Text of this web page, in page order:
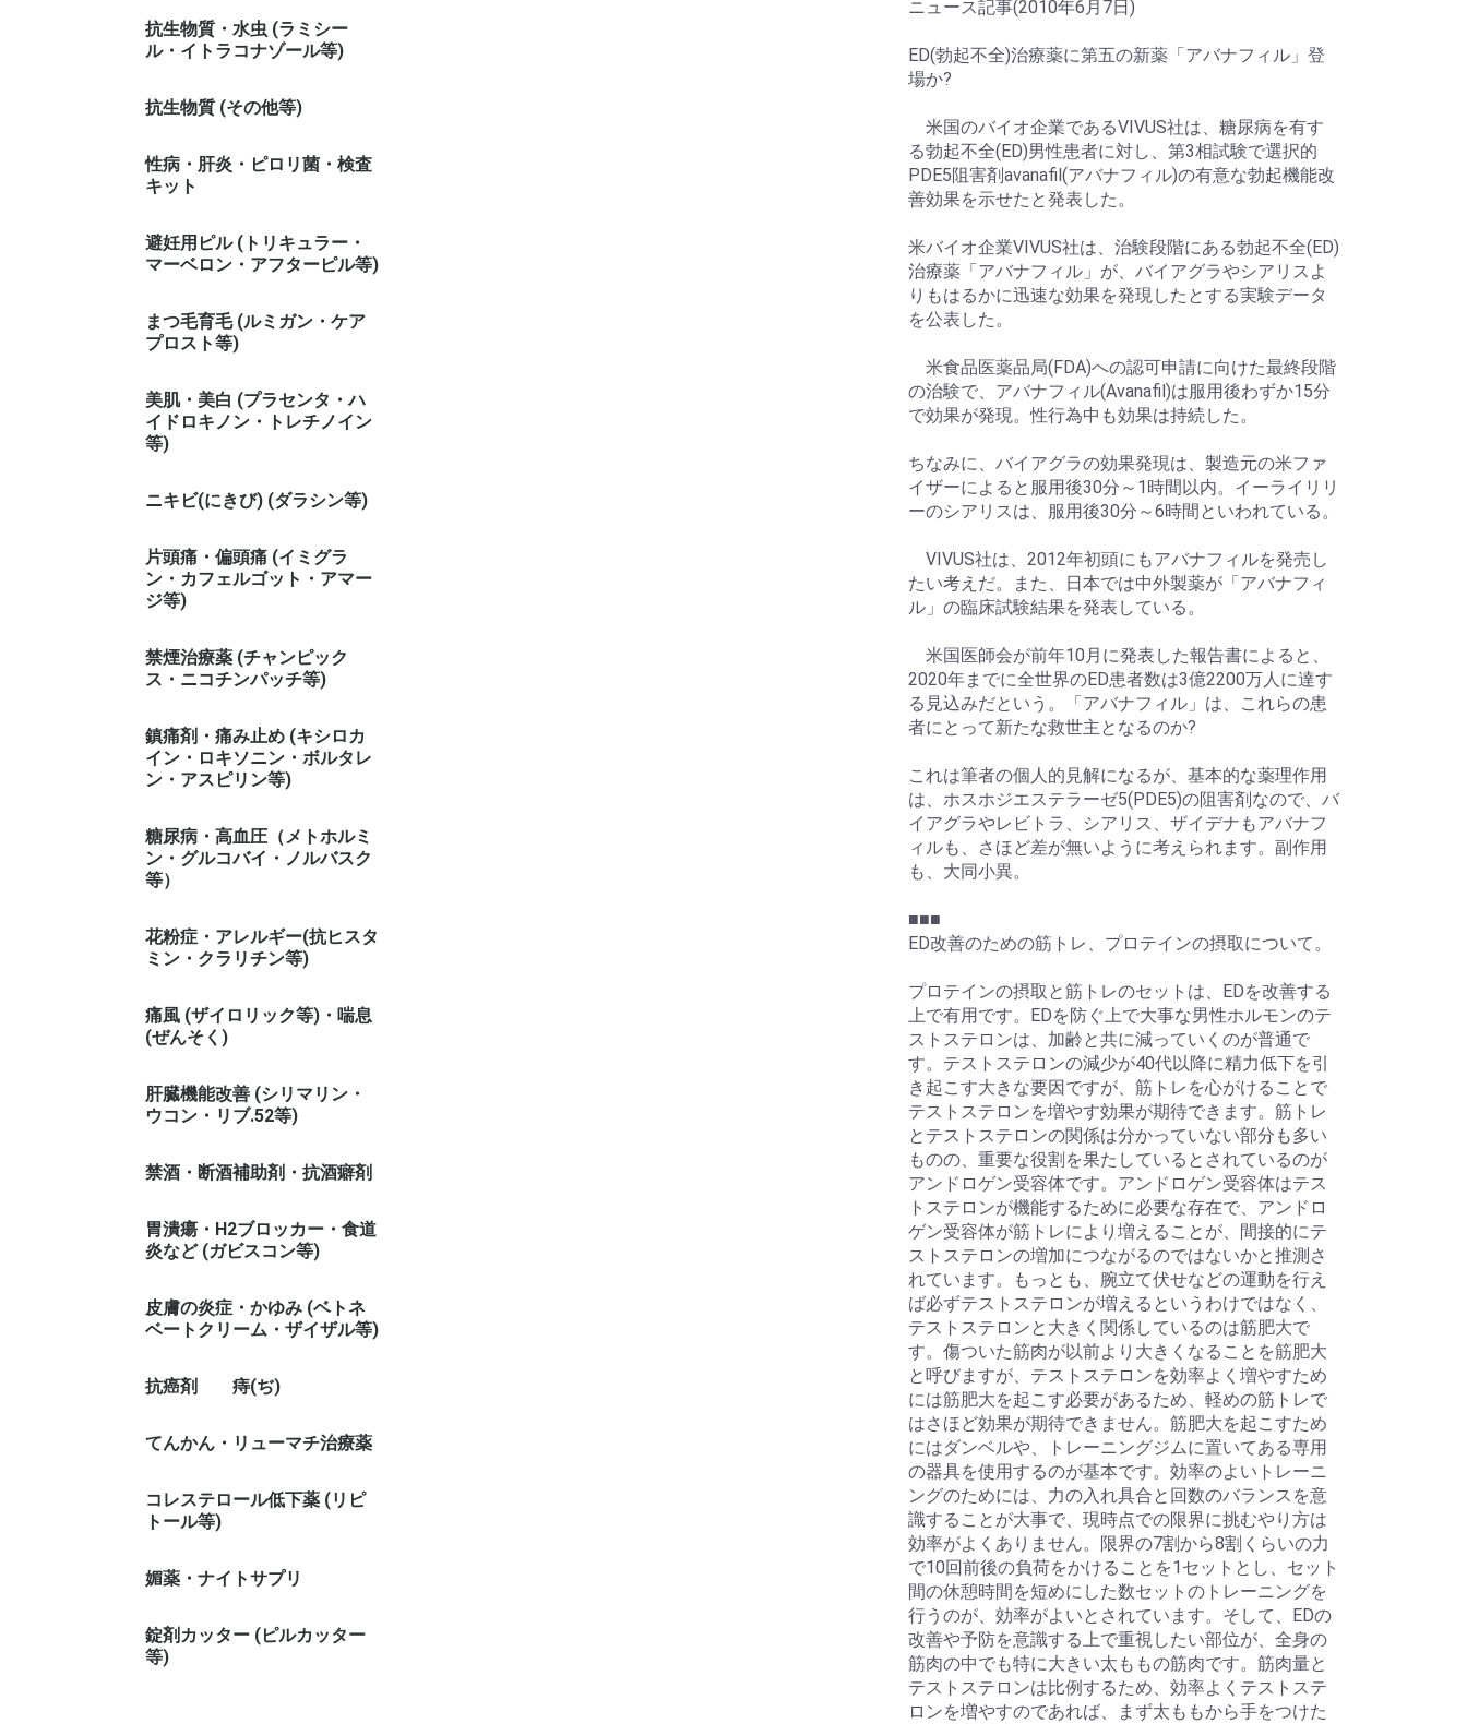
抗生物質・水虫 (ラミシー
ル・イトラコナゾール等)
抗生物質 (その他等)
性病・肝炎・ピロリ菌・検査
キット
避妊用ピル (トリキュラー・
マーベロン・アフターピル等)
まつ毛育毛 (ルミガン・ケア
プロスト等)
美肌・美白 (プラセンタ・ハ
イドロキノン・トレチノイン
等)
ニキビ(にきび) (ダラシン等)
片頭痛・偏頭痛 (イミグラ
ン・カフェルゴット・アマー
ジ等)
禁煙治療薬 (チャンピック
ス・ニコチンパッチ等)
鎮痛剤・痛み止め (キシロカ
イン・ロキソニン・ボルタレ
ン・アスピリン等)
糖尿病・高血圧（メトホルミ
ン・グルコバイ・ノルバスク
等）
花粉症・アレルギー(抗ヒスタ
ミン・クラリチン等)
痛風 (ザイロリック等)・喘息
(ぜんそく)
肝臓機能改善 (シリマリン・
ウコン・リブ.52等)
禁酒・断酒補助剤・抗酒癖剤
胃潰瘍・H2ブロッカー・食道
炎など (ガビスコン等)
皮膚の炎症・かゆみ (ベトネ
ベートクリーム・ザイザル等)
抗癌剤 痔(ぢ)
てんかん・リューマチ治療薬
コレステロール低下薬 (リピ
トール等)
媚薬・ナイトサプリ
錠剤カッター (ピルカッター
等)
ニュース記事(2010年6月7日)
ED(勃起不全)治療薬に第五の新薬「アバナフィル」登
場か?
米国のバイオ企業であるVIVUS社は、糖尿病を有す
る勃起不全(ED)男性患者に対し、第3相試験で選択的
PDE5阻害剤avanafil(アバナフィル)の有意な勃起機能改
善効果を示せたと発表した。
米バイオ企業VIVUS社は、治験段階にある勃起不全(ED)
治療薬「アバナフィル」が、バイアグラやシアリスよ
りもはるかに迅速な効果を発現したとする実験データ
を公表した。
米食品医薬品局(FDA)への認可申請に向けた最終段階
の治験で、アバナフィル(Avanafil)は服用後わずか15分
で効果が発現。性行為中も効果は持続した。
ちなみに、バイアグラの効果発現は、製造元の米ファ
イザーによると服用後30分～1時間以内。イーライリリ
ーのシアリスは、服用後30分～6時間といわれている。
VIVUS社は、2012年初頭にもアバナフィルを発売し
たい考えだ。また、日本では中外製薬が「アバナフィ
ル」の臨床試験結果を発表している。
米国医師会が前年10月に発表した報告書によると、
2020年までに全世界のED患者数は3億2200万人に達す
る見込みだという。「アバナフィル」は、これらの患
者にとって新たな救世主となるのか?
これは筆者の個人的見解になるが、基本的な薬理作用
は、ホスホジエステラーゼ5(PDE5)の阻害剤なので、バ
イアグラやレビトラ、シアリス、ザイデナもアバナフ
ィルも、さほど差が無いように考えられます。副作用
も、大同小異。
■■■
ED改善のための筋トレ、プロテインの摂取について。
プロテインの摂取と筋トレのセットは、EDを改善する
上で有用です。EDを防ぐ上で大事な男性ホルモンのテ
ストステロンは、加齢と共に減っていくのが普通で
す。テストステロンの減少が40代以降に精力低下を引
き起こす大きな要因ですが、筋トレを心がけることで
テストステロンを増やす効果が期待できます。筋トレ
とテストステロンの関係は分かっていない部分も多い
ものの、重要な役割を果たしているとされているのが
アンドロゲン受容体です。アンドロゲン受容体はテス
トステロンが機能するために必要な存在で、アンドロ
ゲン受容体が筋トレにより増えることが、間接的にテ
ストステロンの増加につながるのではないかと推測さ
れています。もっとも、腕立て伏せなどの運動を行え
ば必ずテストステロンが増えるというわけではなく、
テストステロンと大きく関係しているのは筋肥大で
す。傷ついた筋肉が以前より大きくなることを筋肥大
と呼びますが、テストステロンを効率よく増やすため
には筋肥大を起こす必要があるため、軽めの筋トレで
はさほど効果が期待できません。筋肥大を起こすため
にはダンベルや、トレーニングジムに置いてある専用
の器具を使用するのが基本です。効率のよいトレーニ
ングのためには、力の入れ具合と回数のバランスを意
識することが大事で、現時点での限界に挑むやり方は
効率がよくありません。限界の7割から8割くらいの力
で10回前後の負荷をかけることを1セットとし、セット
間の休憩時間を短めにした数セットのトレーニングを
行うのが、効率がよいとされています。そして、EDの
改善や予防を意識する上で重視したい部位が、全身の
筋肉の中でも特に大きい太ももの筋肉です。筋肉量と
テストステロンは比例するため、効率よくテストステ
ロンを増やすのであれば、まず太ももから手をつけた